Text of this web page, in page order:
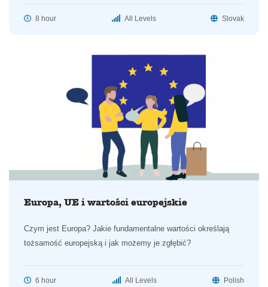
8 hour All Levels Slovak
Europa, UE i wartości europejskie
Czym jest Europa? Jakie fundamentalne wartości określają
tożsamość europejską i jak możemy je zgłębić?
6 hour All Levels Polish